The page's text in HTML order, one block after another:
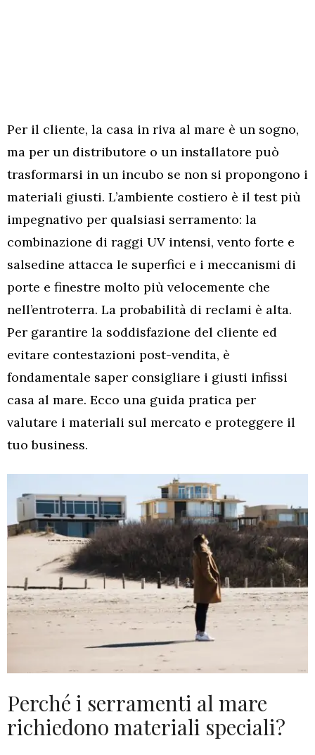
Per il cliente, la casa in riva al mare è un sogno,
ma per un distributore o un installatore può
trasformarsi in un incubo se non si propongono i
materiali giusti. L’ambiente costiero è il test più
impegnativo per qualsiasi serramento: la
combinazione di raggi UV intensi, vento forte e
salsedine attacca le superfici e i meccanismi di
porte e finestre molto più velocemente che
nell’entroterra. La probabilità di reclami è alta.
Per garantire la soddisfazione del cliente ed
evitare contestazioni post-vendita, è
fondamentale saper consigliare i giusti infissi
casa al mare. Ecco una guida pratica per
valutare i materiali sul mercato e proteggere il
tuo business.
Perché i serramenti al mare
richiedono materiali speciali?